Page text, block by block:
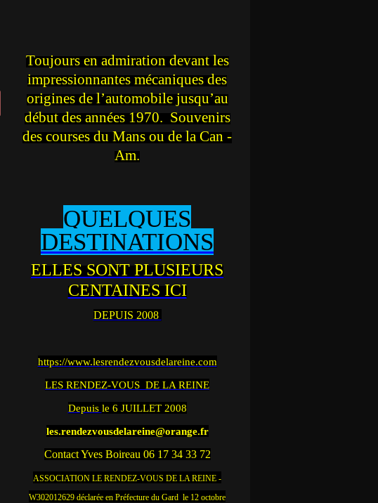
Toujours en admiration devant les
impressionnantes mécaniques des
origines de l’automobile jusqu’au
début des années 1970. Souvenirs
des courses du Mans ou de la Can -
Am.
QUELQUES
DESTINATIONS
ELLES SONT PLUSIEURS
CENTAINES ICI
DEPUIS 2008
https://www.lesrendezvousdelareine.com
LES RENDEZ-VOUS DE LA REINE
Depuis le 6 JUILLET 2008
les.rendezvousdelareine@orange.fr
Contact Yves Boireau 06 17 34 33 72
ASSOCIATION LE RENDEZ-VOUS DE LA REINE -
W302012629 déclarée en Préfecture du Gard le 12 octobre